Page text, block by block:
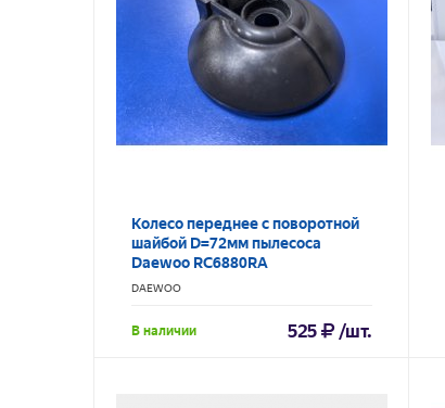
Колесо переднее с поворотной
шайбой D=72мм пылесоса
Daewoo RC6880RA
DAEWOO
В наличии 525 /шт.